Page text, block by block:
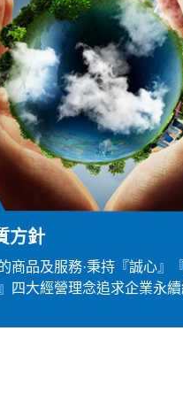
方針
商品及服務·秉持『誠心』
四大經營理念追求企業永續